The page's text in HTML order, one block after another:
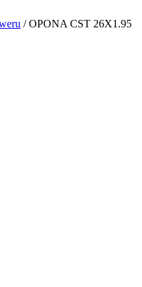
/ OPONA CST 26X1.95